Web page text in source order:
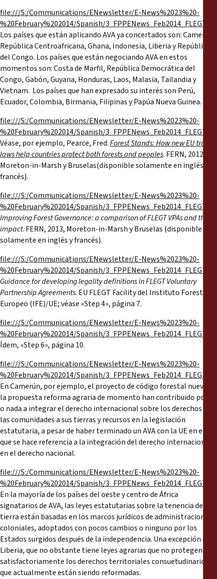
file:///S:/Communications/ENewsletter/E-News%2023%20-
%20February%202014/Spanish/
Los países que están aplicando AVA ya concertados son: Camerún,
República Centroafricana, Ghana, Indonesia, Liberia y República
del Congo. Los países que están negociando AVA en estos
momentos son: Costa de Marfil, República Democrática del
Congo, Gabón, Guyana, Honduras, Laos, Malasia, Tailandia y
Vietnam. Los países que han expresado su interés son Perú,
Ecuador, Colombia, Birmania, Filipinas y Papúa Nueva Guinea.
file:///S:/Communications/ENewsletter/E-News%2023%20-
%20February%202014/Spanish/
Véase, por ejemplo, Pearce, Fred.Forest Stands: How new EU trade
laws help countries protect both forests and peoples. FERN, 2012,
Moreton-in-Marsh y Bruselas(disponible solamente en inglés y
francés).
file:///S:/Communications/ENewsletter/E-News%2023%20-
%20February%202014/Spanish/
Improving Forest Governance: a comparison of FLEGT VPAs and their
impact. FERN, 2013, Moreton-in-Marsh y Bruselas (disponible
solamente en inglés y francés).
file:///S:/Communications/ENewsletter/E-News%2023%20-
%20February%202014/Spanish/
Guidance for developing legality definitions in FLEGT Voluntary
Partnership Agreements. EU FLEGT Facility del Instituto Forestal
Europeo (IFE)/UE; véase «Step 4», página 7.
file:///S:/Communications/ENewsletter/E-News%2023%20-
%20February%202014/Spanish/
Ídem, «Step 6», página 10.
file:///S:/Communications/ENewsletter/E-News%2023%20-
%20February%202014/Spanish/
En Camerún, por ejemplo, el proyecto de código forestal nuevo y
la propuesta reforma agraria de momento han contribuido poco
o nada a integrar el derecho internacional sobre los derechos de
las comunidades a sus tierras y recursos en la legislación
estatutaria, a pesar de haber terminado un AVA con la UE en el
que se hace referencia a la integración del derecho internacional
en el derecho nacional.
file:///S:/Communications/ENewsletter/E-News%2023%20-
%20February%202014/Spanish/
En la mayoría de los países del oeste y centro de África
signatarios de AVA, las leyes estatutarias sobre la tenencia de la
tierra están basadas en los marcos jurídicos de administraciones
coloniales, adoptados con pocos cambios o ninguno por los
Estados surgidos después de la independencia. Una excepción es
Liberia, que no obstante tiene leyes agrarias que no protegen
satisfactoriamente los derechos territoriales consuetudinarios, y
que actualmente están siendo reformadas.